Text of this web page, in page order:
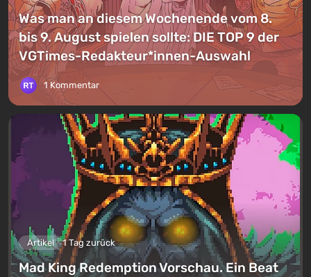
Was man an diesem Wochenende vom 8.
bis 9. August spielen sollte: DIE TOP 9 der
VGTimes-Redakteur*innen-Auswahl
1 Kommentar
Artikel 1 Tag zurück
Mad King Redemption Vorschau. Ein Beat